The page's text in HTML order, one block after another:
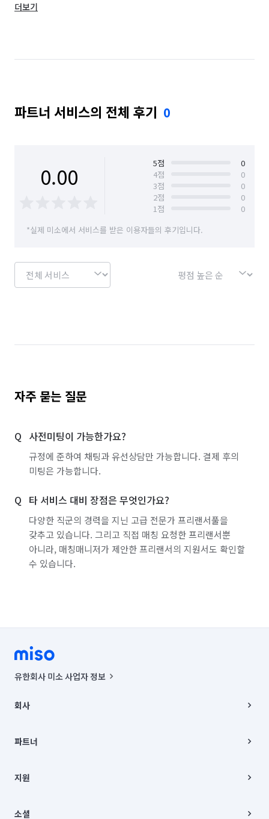
전북 임실군
더보기
파트너 서비스의 전체 후기 0
0.00 5점
0
4점
0
3점
0
2점
0
1점
0
*실제 미소에서 서비스를 받은 이용자들의 후기입니다.
자주 묻는 질문
사전미팅이 가능한가요?
규정에 준하여 채팅과 유선상담만 가능합니다. 결제 후의
미팅은 가능합니다.
타 서비스 대비 장점은 무엇인가요?
다양한 직군의 경력을 지닌 고급 전문가 프리랜서풀을
갖추고 있습니다. 그리고 직접 매칭 요청한 프리랜서뿐
아니라, 매칭매니저가 제안한 프리랜서의 지원서도 확인할
수 있습니다.
유한회사 미소 사업자 정보
00019 |
주소 | 본사: 서울특별시 종로구 율곡로 6(중학동, 트윈트리빌딩) B동 5층
컨택센터 : 서울특별시 종로구 수송동 율곡로 24, 7층, 8층 미소
상품, 상품정보, 거래에 관한 의무와 책임은 거래당사자에게 있습니다.
언론 보도 관련 문의:
© 유한회사 미소. Miso, Inc. All Rights Reserved.
회사
채용
파트너
이사
지원
이용약관
소셜